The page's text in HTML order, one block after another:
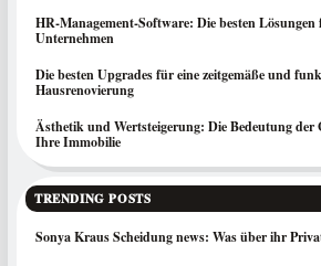
HR-Management-Software: Die besten
Unternehmen
Die besten Upgrades für eine zeitgemäße und
Hausrenovierung
Ästhetik und Wertsteigerung: Die Bedeutung der
Ihre Immobilie
TRENDING POSTS
Sonya Kraus Scheidung news: Was über ihr